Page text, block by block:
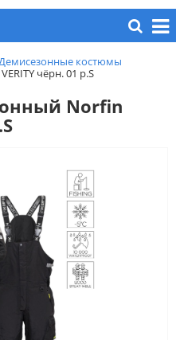
костюмы
чёрн. 01 р.S
Norfin